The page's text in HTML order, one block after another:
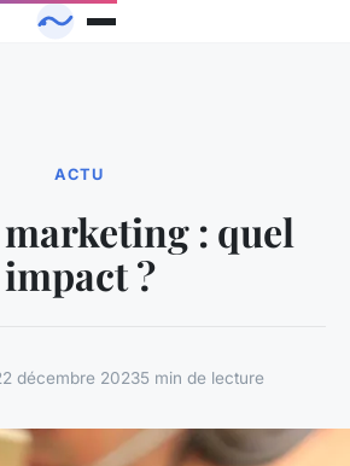
ACTU
: quel
impact ?
décembre 20235 min de lecture